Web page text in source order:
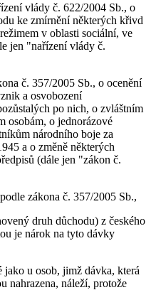
vlády č. 622/2004 Sb., o
ke zmírnění některých křivd
v oblasti sociální, ve
jen "nařízení vlády č.
č. 357/2005 Sb., o ocenění
a osvobození
po nich, o zvláštním
osobám, o jednorázové
národního boje za
a o změně některých
(dále jen "zákon č.
zákona č. 357/2005 Sb.,
druh důchodu) z českého
je nárok na tyto dávky
u osob, jimž dávka, která
nahrazena, náleží, protože